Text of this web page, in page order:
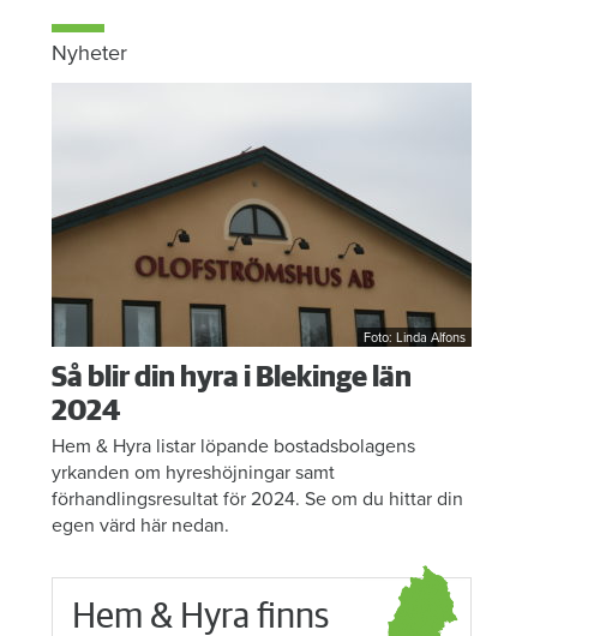
Nyheter
Foto: Linda Alfons
Så blir din hyra i Blekinge län
2024
Hem & Hyra listar löpande bostadsbolagens
yrkanden om hyreshöjningar samt
förhandlingsresultat för 2024. Se om du hittar din
egen värd här nedan.
Hem & Hyra finns